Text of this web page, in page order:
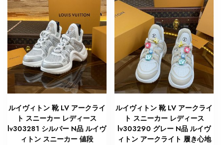
ルイヴィトン 靴 LV アークライ
ト スニーカー レディース
lv303281 シルバー N品 ルイヴ
ィトン スニーカー 値段
ルイヴィトン 靴 LV アークライ
ト スニーカー レディース
lv303290 グレー N品 ルイヴ
ィトン アークライト 履き心地